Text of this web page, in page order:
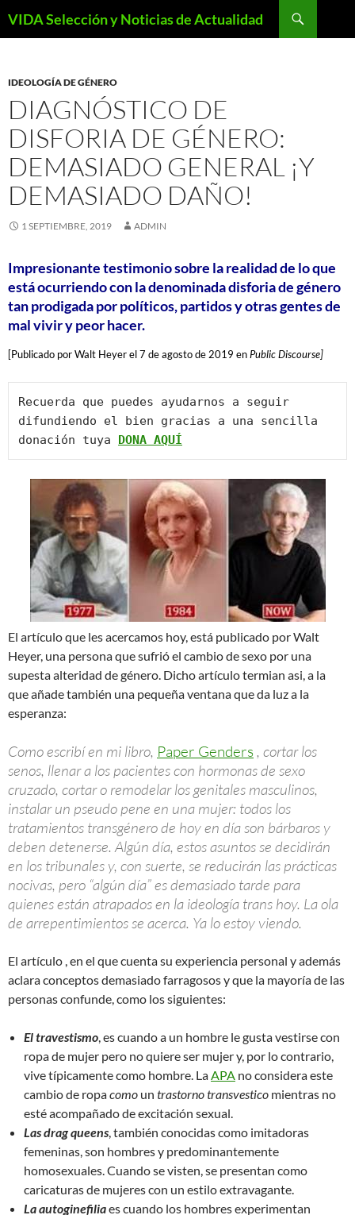
VIDA Selección y Noticias de Actualidad
IDEOLOGÍA DE GÉNERO
DIAGNÓSTICO DE
DISFORIA DE GÉNERO:
DEMASIADO GENERAL ¡Y
DEMASIADO DAÑO!
1 SEPTIEMBRE, 2019 ADMIN
Impresionante testimonio sobre la realidadde lo que
está ocurriendocon la denominada disforia de género
tan prodigada por políticos, partidosy otras gentes de
mal vivir y peor hacer.
[Publicado por Walt Heyer el 7 de agosto de 2019 enPublic Discourse]
Recuerda que puedes ayudarnos a seguir
difundiendo el bien gracias a una sencilla
donación tuya DONA AQUÍ
El artículo que les acercamos hoy, está publicado por Walt
Heyer, una persona que sufrió el cambio de sexo por una
supesta alteridad de género. Dicho artículo termian asi, a la
que añade también una pequeña ventana que da luz a la
esperanza:
Como escribí en mi libro, Paper Genders , cortar los
senos, llenar a los pacientes con hormonas de sexo
cruzado, cortar o remodelar los genitales masculinos,
instalar un pseudo pene en una mujer: todos los
tratamientos transgénero de hoy en día son bárbaros y
deben detenerse. Algún día, estos asuntos se decidirán
en los tribunales y, con suerte, se reducirán las prácticas
nocivas, pero “algún día” es demasiado tarde para
quienes están atrapados en la ideología trans hoy. La ola
de arrepentimientos se acerca. Ya lo estoy viendo.
El artículo , en el que cuenta su experiencia personal y además
aclara conceptos demasiado farragosos y que la mayoría de las
personas confunde, como los siguientes:
El travestismo, es cuando a un hombre le gusta vestirse con
ropa de mujer pero no quiere ser mujer y, por lo contrario,
vive típicamente como hombre. LaAPA no considera este
cambio de ropacomo un trastorno transvestico mientras no
esté acompañado de excitación sexual.
Las drag queens, también conocidas como imitadoras
femeninas, son hombres y predominantemente
homosexuales. Cuando se visten, se presentan como
caricaturas de mujeres con un estilo extravagante.
La autoginefiliaes cuando los hombres experimentan